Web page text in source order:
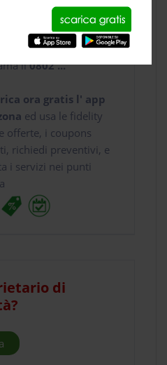
quiinzona e :
Viale Gino Prio...
il0802 ...
ora gratis l' app
ed usa le fidelity
offerte, i coupons
richiedi preventivi, e
i servizi nei punti
di